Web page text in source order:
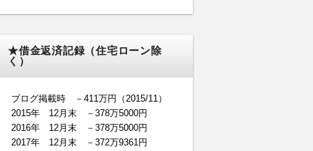
★借金返済記録（住宅ローン除
く）
ブログ掲載時 －411万円（2015/11）
2015年 12月末 －378万5000円
2016年 12月末 －378万5000円
2017年 12月末 －372万9361円